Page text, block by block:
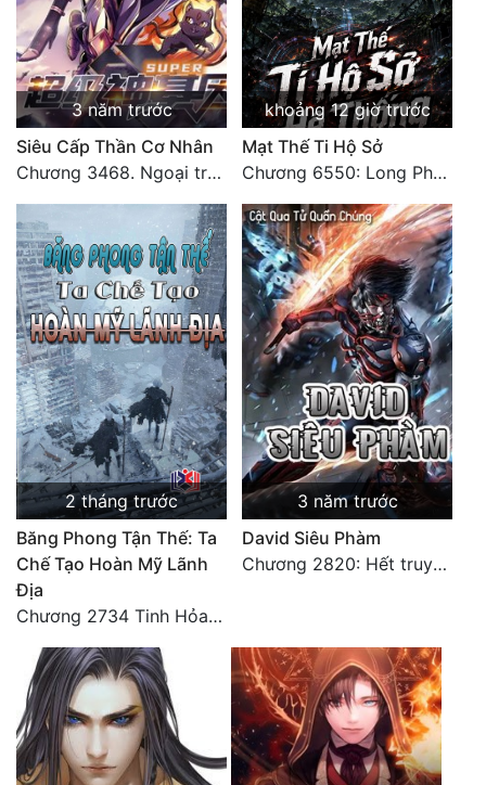
3 năm trước
Siêu Cấp Thần Cơ Nhân
Chương 3468. Ngoại truyện 2: Vũ trụ của ta ở đó (2)
khoảng 12 giờ trước
Mạt Thế Ti Hộ Sở
Chương 6550: Long Phượng Thần Trận
2 tháng trước
Băng Phong Tận Thế: Ta
Chế Tạo Hoàn Mỹ Lãnh
Địa
Chương 2734 Tinh Hỏa (Đại kết cục) (2)
3 năm trước
David Siêu Phàm
Chương 2820: Hết truyện (3)